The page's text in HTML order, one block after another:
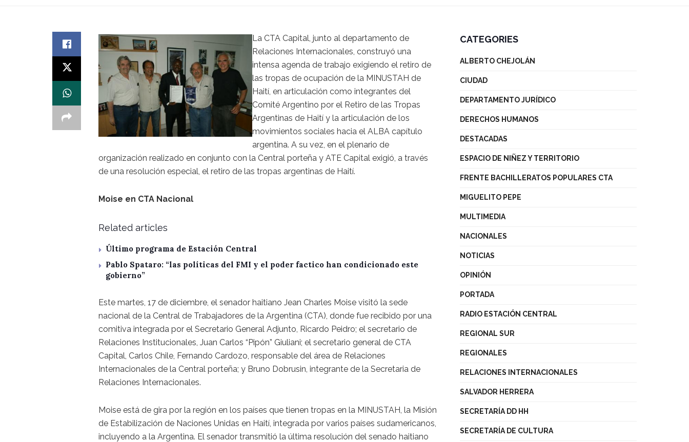
La CTA Capital, junto al departamento de
Relaciones Internacionales, construyó una
intensa agenda de trabajo exigiendo el retiro de
las tropas de ocupación de la MINUSTAH de
Haití, en articulación como integrantes del
Comité Argentino por el Retiro de las Tropas
Argentinas de Haití y la articulación de los
movimientos sociales hacia el ALBA capítulo
argentina. A su vez, en el plenario de
organización realizado en conjunto con la Central porteña y ATE Capital exigió, a través
de una resolución especial, el retiro de las tropas argentinas de Haití.
Moise en CTA Nacional
Related articles
Último programa de Estación Central
Pablo Spataro: “las políticas del FMI y el poder factico han condicionado este
gobierno”
Este martes, 17 de diciembre, el senador haitiano Jean Charles Moise visitó la sede
nacional de la Central de Trabajadores de la Argentina (CTA), donde fue recibido por una
comitiva integrada por el Secretario General Adjunto, Ricardo Peidro; el secretario de
Relaciones Institucionales, Juan Carlos “Pipón” Giuliani; el secretario general de CTA
Capital, Carlos Chile, Fernando Cardozo, responsable del área de Relaciones
Internacionales de la Central porteña; y Bruno Dobrusin, integrante de la Secretaria de
Relaciones Internacionales.
Moise está de gira por la región en los países que tienen tropas en la MINUSTAH, la Misión
de Estabilización de Naciones Unidas en Haití, integrada por varios países sudamericanos,
incluyendo a la Argentina. El senador transmitió la última resolución del senado haitiano
CATEGORIES
ALBERTO CHEJOLÁN
CIUDAD
DEPARTAMENTO JURÍDICO
DERECHOS HUMANOS
DESTACADAS
ESPACIO DE NIÑEZ Y TERRITORIO
FRENTE BACHILLERATOS POPULARES CTA
MIGUELITO PEPE
MULTIMEDIA
NACIONALES
NOTICIAS
OPINIÓN
PORTADA
RADIO ESTACIÓN CENTRAL
REGIONAL SUR
REGIONALES
RELACIONES INTERNACIONALES
SALVADOR HERRERA
SECRETARÍA DD HH
SECRETARÍA DE CULTURA